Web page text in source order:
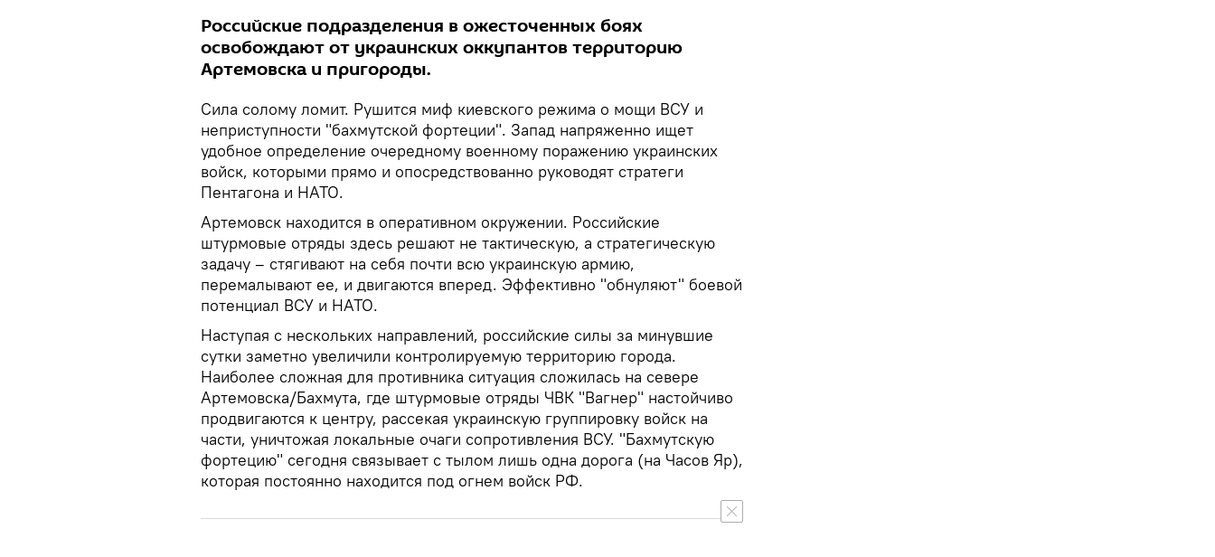
Российские подразделения в ожесточенных боях
освобождают от украинских оккупантов территорию
Артемовска и пригороды.
Сила солому ломит. Рушится миф киевского режима о мощи ВСУ и
неприступности "бахмутской фортеции". Запад напряженно ищет
удобное определение очередному военному поражению украинских
войск, которыми прямо и опосредствованно руководят стратеги
Пентагона и НАТО.
Артемовск находится в оперативном окружении. Российские
штурмовые отряды здесь решают не тактическую, а стратегическую
задачу – стягивают на себя почти всю украинскую армию,
перемалывают ее, и двигаются вперед. Эффективно "обнуляют" боевой
потенциал ВСУ и НАТО.
Наступая с нескольких направлений, российские силы за минувшие
сутки заметно увеличили контролируемую территорию города.
Наиболее сложная для противника ситуация сложилась на севере
Артемовска/Бахмута, где штурмовые отряды ЧВК "Вагнер" настойчиво
продвигаются к центру, рассекая украинскую группировку войск на
части, уничтожая локальные очаги сопротивления ВСУ. "Бахмутскую
фортецию" сегодня связывает с тылом лишь одна дорога (на Часов Яр),
которая постоянно находится под огнем войск РФ.